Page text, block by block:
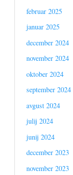
februar 2025
januar 2025
december 2024
november 2024
oktober 2024
september 2024
avgust 2024
julij 2024
junij 2024
december 2023
november 2023